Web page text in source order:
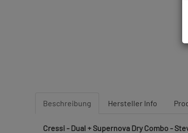
Beschreibung Hersteller Info
Cressi - Dual + Supernova Dry Combo -